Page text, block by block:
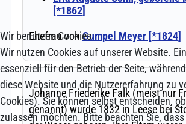
Wir benutzen Cookies
Wir nutzen Cookies auf unserer Website.
essenziell für den Betrieb der Seite,
diese Website und die Nutzererfahrung zu
Cookies). Sie können selbst entscheiden,
zulassen möchten. Bitte beachten Sie,